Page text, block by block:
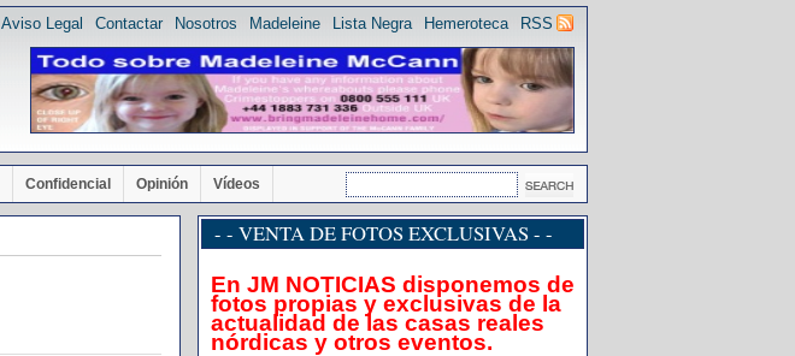
RSS
Hemeroteca
Lista Negra
Madeleine
Nosotros
Contactar
Aviso Legal
Confidencial Opinión Vídeos
- - VENTA DE FOTOS EXCLUSIVAS - -
En JM NOTICIAS disponemos de
fotos propias y exclusivas de la
actualidad de las casas reales
nórdicas y otros eventos.